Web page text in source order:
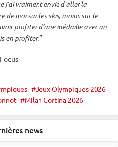
j’ai vraiment envie d’aller la
de moi sur les skis, moins sur le
profiter d’une médaille avec un
en profiter.”
Jeux Olympiques 2026
Milan Cortina 2026
news